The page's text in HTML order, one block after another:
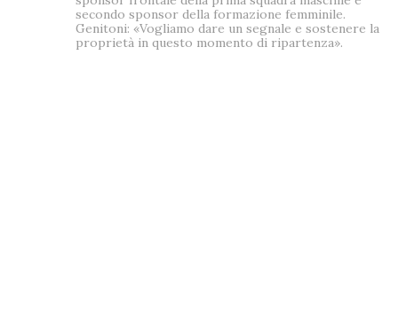
secondo sponsor della formazione femminile.
Genitoni: «Vogliamo dare un segnale e sostenere la
proprietà in questo momento di ripartenza».